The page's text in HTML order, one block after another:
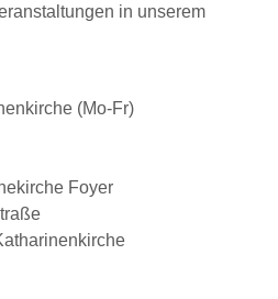
in unserem
(Mo-Fr)
Foyer